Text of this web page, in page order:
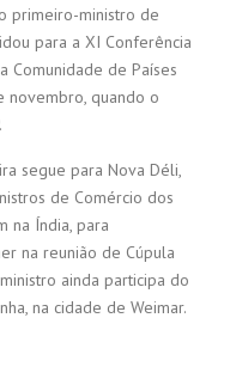
primeiro-ministro de
para a XI Conferência
Comunidade de Países
novembro, quando o
segue para Nova Déli,
de Comércio dos
na Índia, para
na reunião de Cúpula
ainda participa do
na cidade de Weimar.